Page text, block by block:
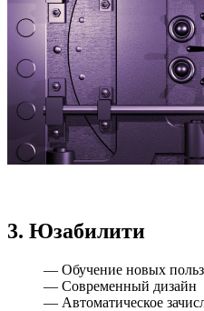
3. Юзабилити
— Обучение новых
— Современный дизайн
— Автоматическое